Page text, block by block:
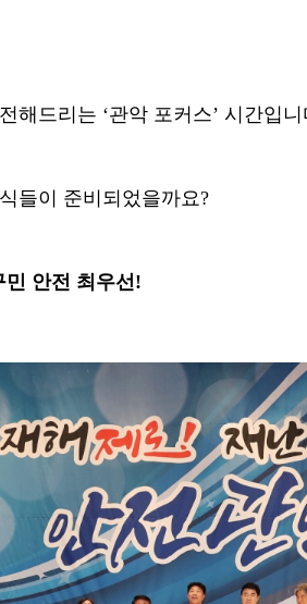
해드리는 ‘관악 포커스’ 시간입니
들이 준비되었을까요?
민 안전 최우선!